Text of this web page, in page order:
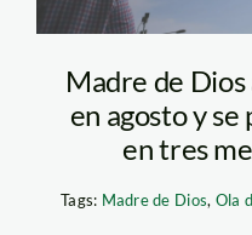
Madre de Dios
en agosto y
en tres
Tags: Madre de Dios, Ola